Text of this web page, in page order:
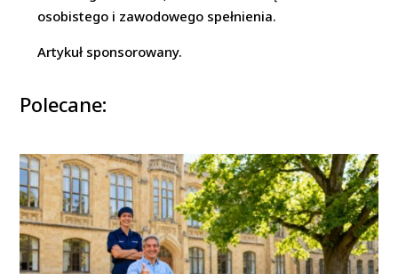
osobistego i zawodowego spełnienia.
Artykuł sponsorowany.
Polecane: